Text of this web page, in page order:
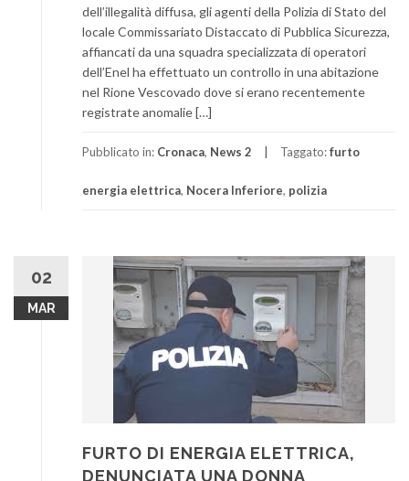
dell’illegalità diffusa, gli agenti della Polizia di Stato del
locale Commissariato Distaccato di Pubblica Sicurezza,
affiancati da una squadra specializzata di operatori
dell’Enel ha effettuato un controllo in una abitazione
nel Rione Vescovado dove si erano recentemente
registrate anomalie […]
Pubblicato in: Cronaca, News 2 Taggato:furto
energia elettrica, Nocera Inferiore, polizia
02
MAR
FURTO DI ENERGIA ELETTRICA,
DENUNCIATA UNA DONNA